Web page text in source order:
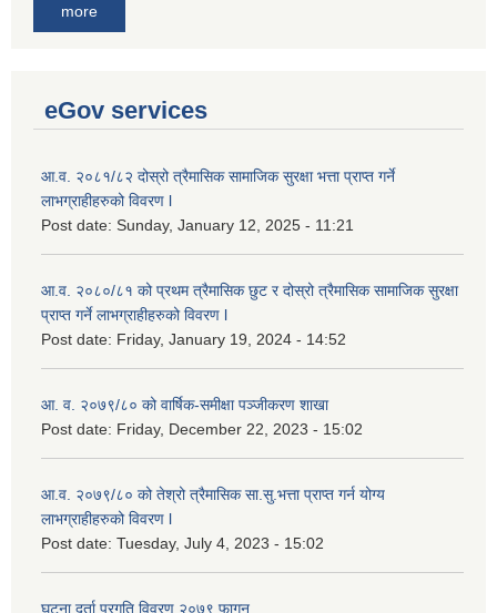
more
eGov services
आ.व. २०८१/८२ दोस्रो त्रैमासिक सामाजिक सुरक्षा भत्ता प्राप्त गर्ने
लाभग्राहीहरुको विवरण l
Post date: Sunday, January 12, 2025 - 11:21
आ.व. २०८०/८१ को प्रथम त्रैमासिक छुट र दोस्रो त्रैमासिक सामाजिक सुरक्षा
प्राप्त गर्ने लाभग्राहीहरुको विवरण l
Post date: Friday, January 19, 2024 - 14:52
आ. व. २०७९/८० को वार्षिक-समीक्षा पञ्जीकरण शाखा
Post date: Friday, December 22, 2023 - 15:02
आ.व. २०७९/८० को तेश्रो त्रैमासिक सा.सु.भ‍त्ता प्राप्त गर्न योग्य
लाभग्राहीहरुको विवरण l
Post date: Tuesday, July 4, 2023 - 15:02
घटना दर्ता प्रगति विवरण २०७९ फागुन